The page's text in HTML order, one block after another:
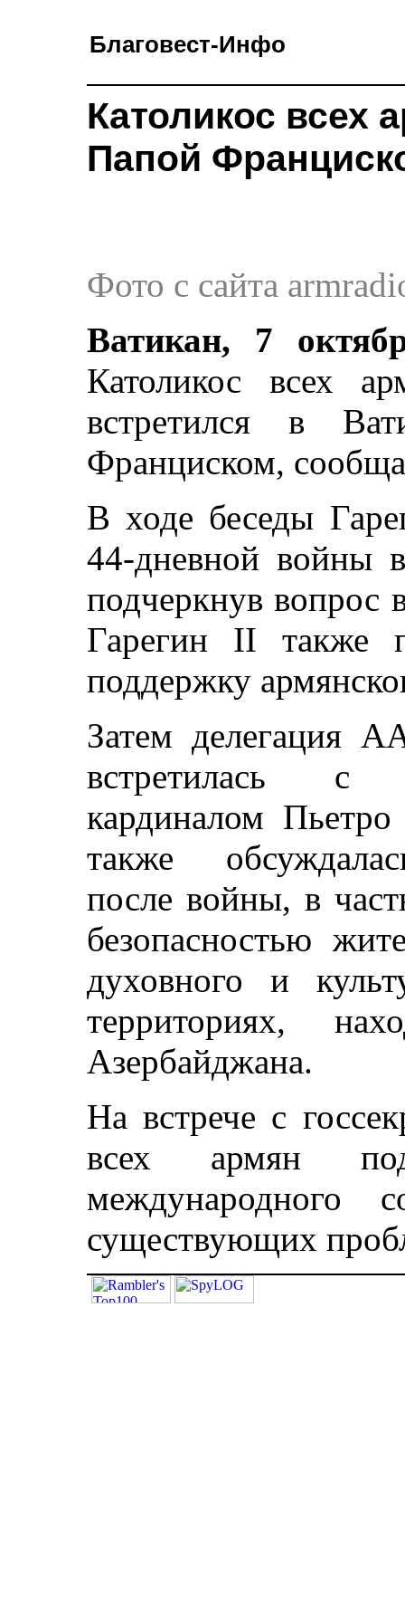
Благовест-Инфо
Католикос всех
Папой
Фото с сайта
Ватикан, 7
Католикос всех
встретился в
Франциском,
В ходе беседы
44-дневной войны
подчеркнув вопрос
Гарегин II также
поддержку
Затем делегация
встретилась с
кардиналом
также
после войны, в
безопасностью
духовного и
территориях,
Азербайджана.
На встрече с
всех армян
международного
существующих